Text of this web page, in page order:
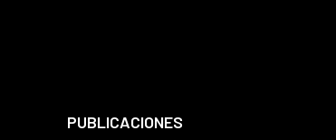
PUBLICACIONES